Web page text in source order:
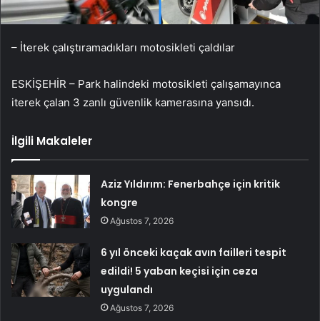
– İterek çalıştıramadıkları motosikleti çaldılar
ESKİŞEHİR – Park halindeki motosikleti çalışamayınca
iterek çalan 3 zanlı güvenlik kamerasına yansıdı.
İlgili Makaleler
Aziz Yıldırım: Fenerbahçe için kritik
kongre
Ağustos 7, 2026
6 yıl önceki kaçak avın failleri tespit
edildi! 5 yaban keçisi için ceza
uygulandı
Ağustos 7, 2026